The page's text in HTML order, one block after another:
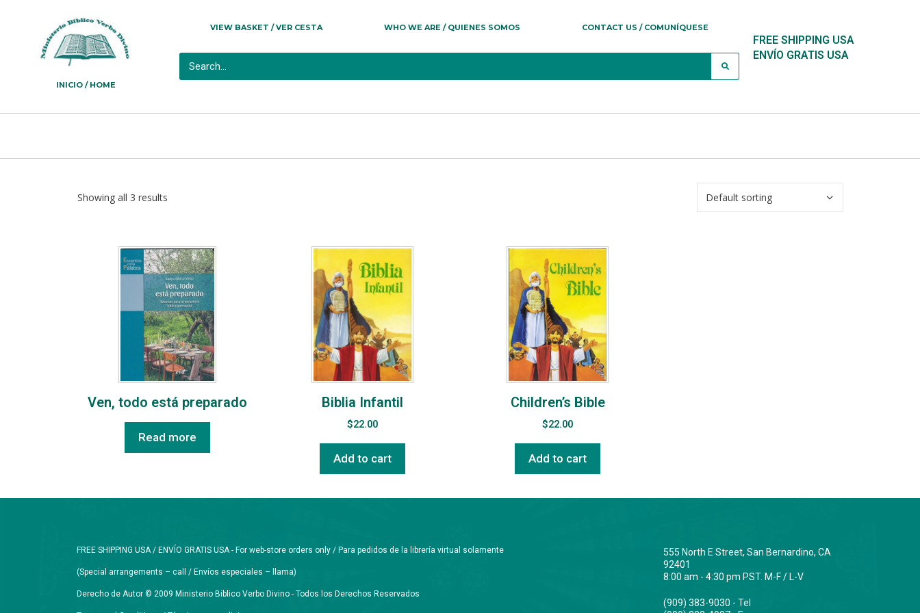
INICIO / HOME
VIEW BASKET / VER CESTA WHO WE ARE / QUIENES SOMOS CONTACT US / COMUNÍQUESE
FREE SHIPPING USA
ENVÍO GRATIS USA
Showing all 3 results
Ven, todo está preparado
Read more
Biblia Infantil
$22.00
Add to cart
Children’s Bible
$22.00
Add to cart
FREE SHIPPING USA / ENVÍO GRATIS USA - For web-store orders only / Para pedidos de la librería virtual solamente
(Special arrangements – call / Envíos especiales – llama)
Derecho de Autor © 2009 Ministerio Biblico Verbo Divino - Todos los Derechos Reservados
555 North E Street, San Bernardino, CA
92401
8:00 am - 4:30 pm PST. M-F / L-V
(909) 383-9030 - Tel